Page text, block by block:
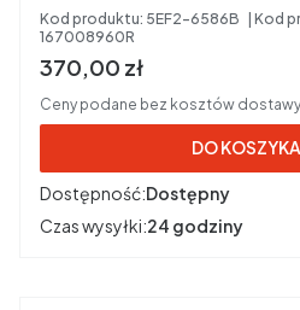
Kod produktu: 5EF2-6586B Kod
167008960R
Cena brutto
370,00 zł
Ceny podane bez kosztów dostawy.
DO KOSZYKA
Dostępność:Dostępny
Czas wysyłki:24 godziny